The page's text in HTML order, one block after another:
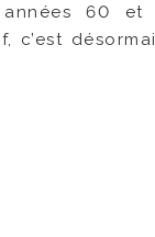
60 et